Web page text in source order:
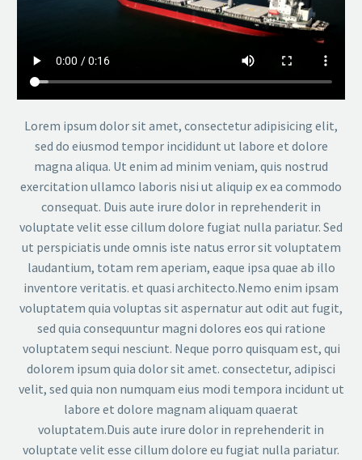
Lorem ipsum dolor sit amet, consectetur adipisicing elit,
sed do eiusmod tempor incididunt ut labore et dolore
magna aliqua. Ut enim ad minim veniam, quis nostrud
exercitation ullamco laboris nisi ut aliquip ex ea commodo
consequat. Duis aute irure dolor in reprehenderit in
voluptate velit esse cillum dolore fugiat nulla pariatur. Sed
ut perspiciatis unde omnis iste natus error sit voluptatem
laudantium, totam rem aperiam, eaque ipsa quae ab illo
inventore veritatis. et quasi architecto.Nemo enim ipsam
voluptatem quia voluptas sit aspernatur aut odit aut fugit,
sed quia consequuntur magni dolores eos qui ratione
voluptatem sequi nesciunt. Neque porro quisquam est, qui
dolorem ipsum quia dolor sit amet. consectetur, adipisci
velit, sed quia non numquam eius modi tempora incidunt ut
labore et dolore magnam aliquam quaerat
voluptatem.Duis aute irure dolor in reprehenderit in
voluptate velit esse cillum dolore eu fugiat nulla pariatur.